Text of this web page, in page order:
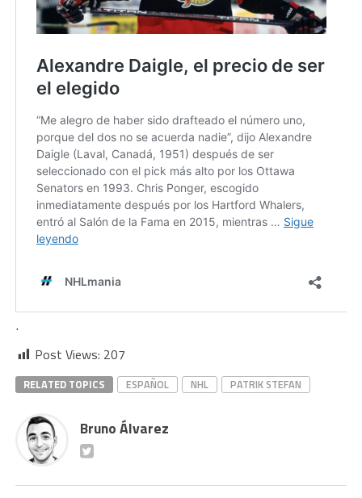
.
Post Views: 207
RELATED TOPICS ESPAÑOL NHL PATRIK STEFAN
Bruno Álvarez